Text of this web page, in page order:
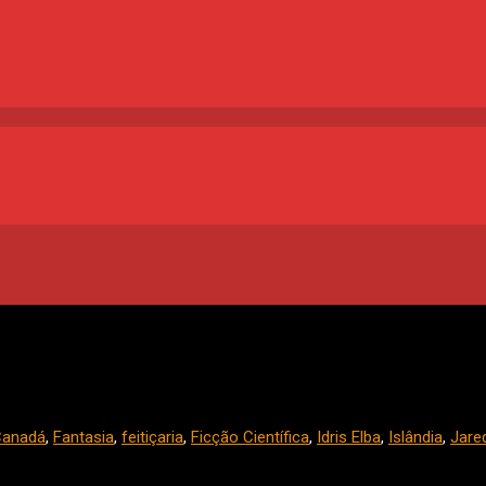
, Fantasia, feitiçaria, Ficção Científica, Idris Elba, Islândia,